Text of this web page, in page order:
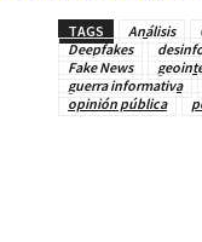
TAGS Análisis
Deepfakes
Fake News
guerra informativa
opinión pública